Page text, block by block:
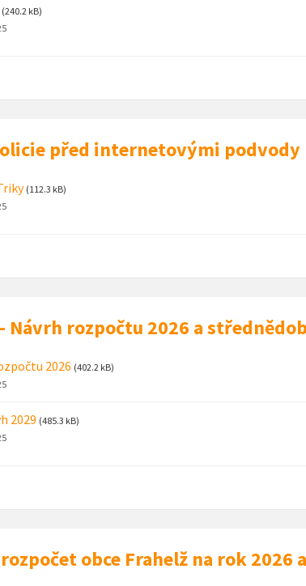
(240.2 kB)
před internetovými podvody
(112.3 kB)
- Návrh rozpočtu 2026 a
2026 (402.2 kB)
2029 (485.3 kB)
obce Frahelž na rok